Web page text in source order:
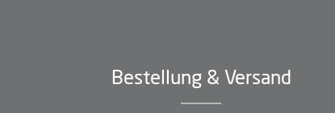
Bestellung & Versand